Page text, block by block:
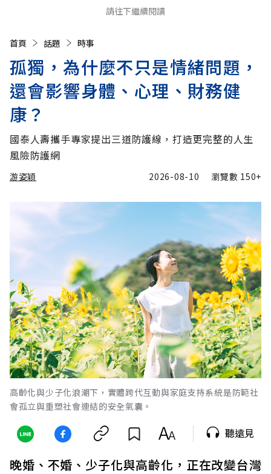
請往下繼續閱讀
首頁 話題 時事
孤獨，為什麼不只是情緒問題，
還會影響身體、心理、財務健
康？
國泰人壽攜手專家提出三道防護線，打造更完整的人生
風險防護網
游姿穎 2026-08-10 瀏覽數 150+
高齡化與少子化浪潮下，實體跨代互動與家庭支持系統是防範社
會孤立與重塑社會連結的安全氣囊。
聽遠見
晚婚、不婚、少子化與高齡化，正在改變台灣